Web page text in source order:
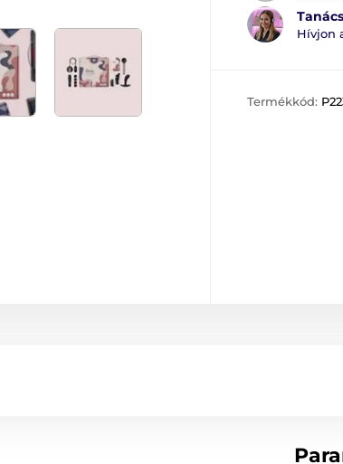
Hívjon
Termékkód: